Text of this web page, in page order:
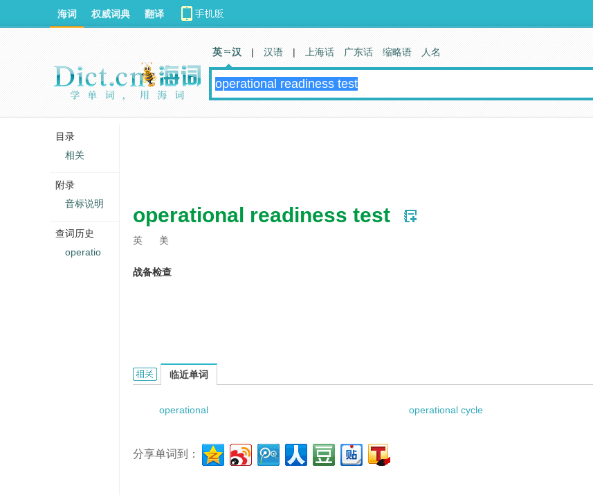
operational readiness test
英 美
战备检查
operational readiness test的相关资料：
临近单词
operational operational cycle
分享单词到：
海词 权威词典 翻译
英 汉 | 汉语 | 上海话 广东话 缩略语 人名
目录
相关
附录
音标说明
查词历史
operatio